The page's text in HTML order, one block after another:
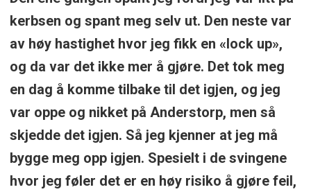
kerbsen og spant meg selv ut. Den neste var
av høy hastighet hvor jeg fikk en «lock up»,
og da var det ikke mer å gjøre. Det tok meg
en dag å komme tilbake til det igjen, og jeg
var oppe og nikket på Anderstorp, men så
skjedde det igjen. Så jeg kjenner at jeg må
bygge meg opp igjen. Spesielt i de svingene
hvor jeg føler det er en høy risiko å gjøre feil,